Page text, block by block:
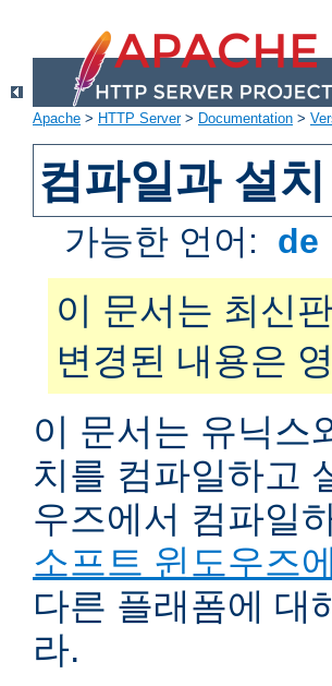
Apache > HTTP Server> Documentation >
컴파일과 설치
가능한 언어: de
이 문서는 최신
변경된 내용은
이 문서는 유닉스
치를 컴파일하고
우즈에서 컴파일
소프트 윈도우즈
다른 플래폼에 대
라.